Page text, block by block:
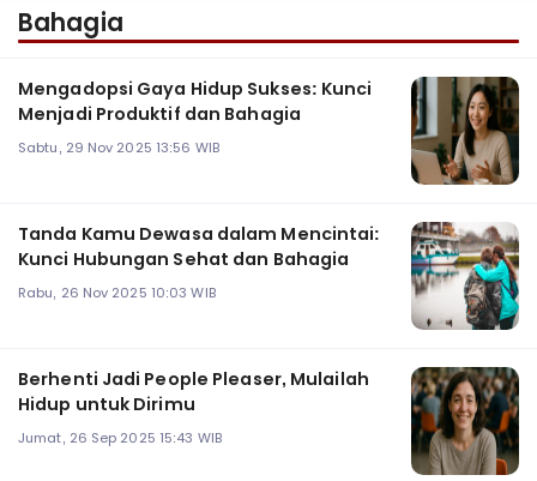
Bahagia
Mengadopsi Gaya Hidup Sukses: Kunci
Menjadi Produktif dan Bahagia
Sabtu, 29 Nov 2025 13:56 WIB
Tanda Kamu Dewasa dalam Mencintai:
Kunci Hubungan Sehat dan Bahagia
Rabu, 26 Nov 2025 10:03 WIB
Berhenti Jadi People Pleaser, Mulailah
Hidup untuk Dirimu
Jumat, 26 Sep 2025 15:43 WIB